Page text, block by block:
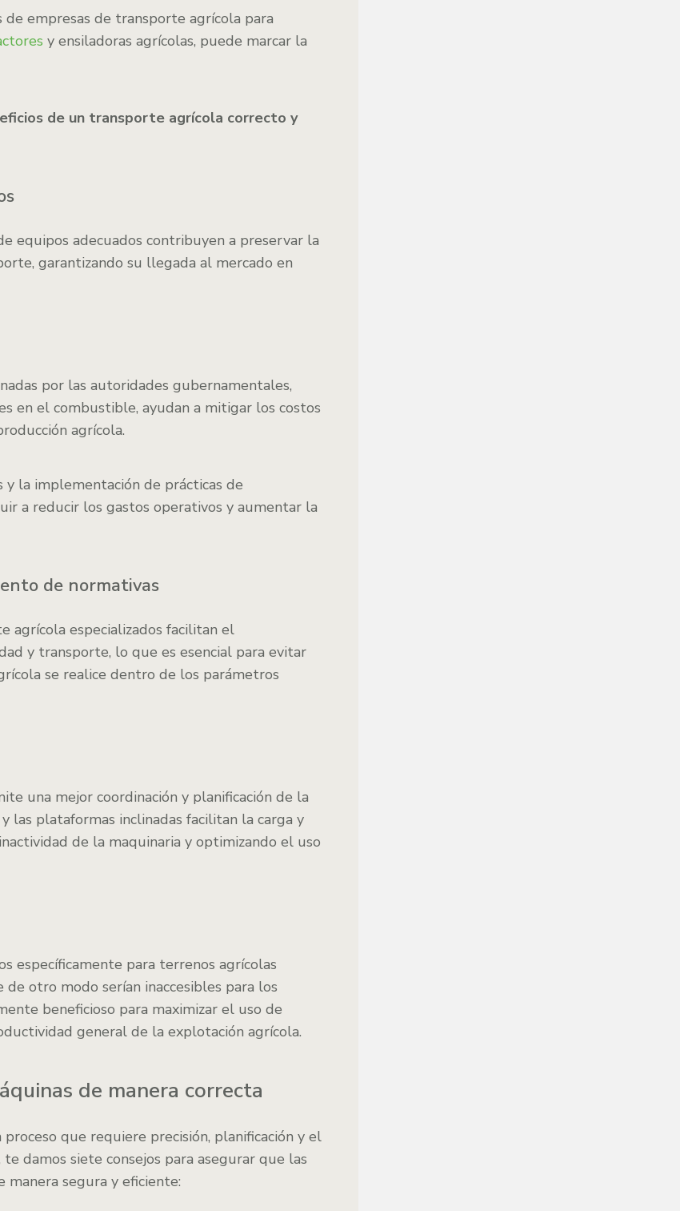
empresas de transporte agrícola para
y ensiladoras agrícolas, puede marcar la
de un transporte agrícola correcto y
equipos adecuados contribuyen a preservar la
garantizando su llegada al mercado en
por las autoridades gubernamentales,
en el combustible, ayudan a mitigar los costos
agrícola.
y la implementación de prácticas de
a reducir los gastos operativos y aumentar la
de normativas
agrícola especializados facilitan el
y transporte, lo que es esencial para evitar
se realice dentro de los parámetros
una mejor coordinación y planificación de la
las plataformas inclinadas facilitan la carga y
de la maquinaria y optimizando el uso
específicamente para terrenos agrícolas
otro modo serían inaccesibles para los
beneficioso para maximizar el uso de
general de la explotación agrícola.
de manera correcta
proceso que requiere precisión, planificación y el
damos siete consejos para asegurar que las
manera segura y eficiente: